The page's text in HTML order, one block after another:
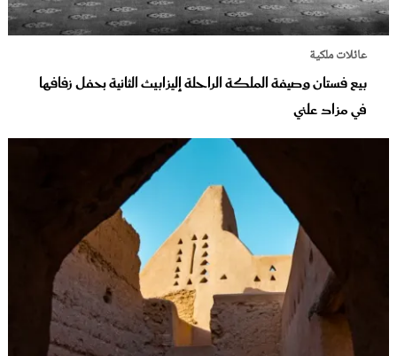
عائلات ملكية
بيع فستان وصيفة الملكة الراحلة إليزابيث الثانية بحفل زفافها
في مزاد علني